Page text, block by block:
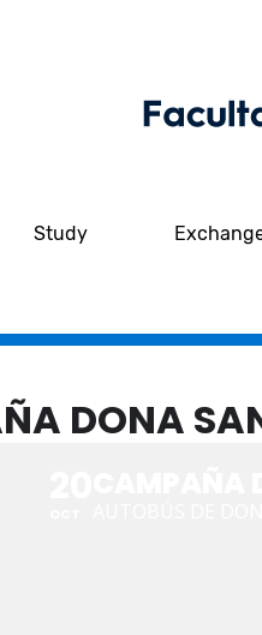
Study
DONA